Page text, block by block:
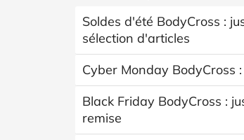
Soldes d'été BodyCross :
sélection d'articles
Cyber Monday BodyCross
Black Friday BodyCross :
remise